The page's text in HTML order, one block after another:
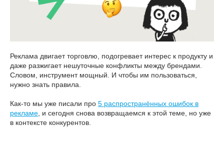
Реклама двигает торговлю, подогревает интерес к продукту и
даже разжигает нешуточные конфликты между брендами.
Словом, инструмент мощный. И чтобы им пользоваться,
нужно знать правила.
Как-то мы уже писали про 5 распространённых ошибок в
рекламе , и сегодня снова возвращаемся к этой теме, но уже
в контексте конкурентов.